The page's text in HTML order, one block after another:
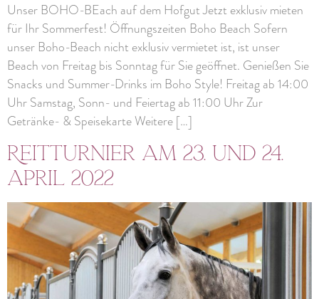
Unser BOHO-BEach auf dem Hofgut Jetzt exklusiv mieten
für Ihr Sommerfest! Öffnungszeiten Boho Beach Sofern
unser Boho-Beach nicht exklusiv vermietet ist, ist unser
Beach von Freitag bis Sonntag für Sie geöffnet. Genießen Sie
Snacks und Summer-Drinks im Boho Style! Freitag ab 14:00
Uhr Samstag, Sonn- und Feiertag ab 11:00 Uhr Zur
Getränke- & Speisekarte Weitere […]
Reitturnier am 23. und 24.
April 2022